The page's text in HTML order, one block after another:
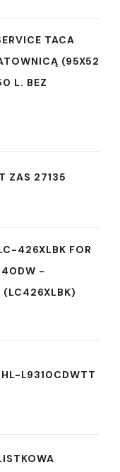
TACA
(95X52
L. BEZ
ZAS 27135
426XLBK FOR
-
HL-L9310CDWTT